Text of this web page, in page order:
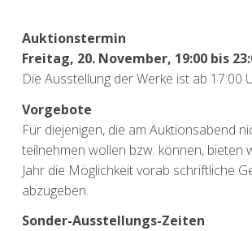
Auktionstermin
Freitag, 20. November, 19:00 bis
Die Ausstellung der Werke ist ab 17:00
Vorgebote
Für diejenigen, die am Auktionsabend
teilnehmen wollen bzw. können, bieten
Jahr die Möglichkeit vorab schriftliche
abzugeben.
Sonder-Ausstellungs-Zeiten